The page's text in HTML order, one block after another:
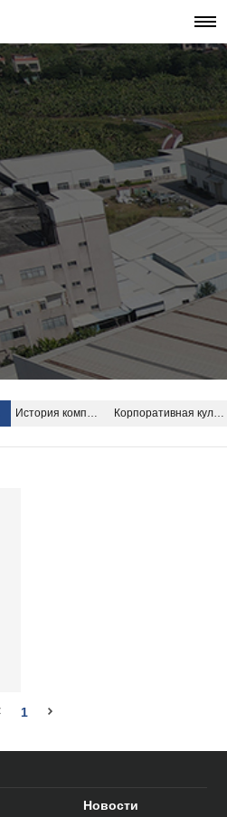
История компании Корпоративная культура
1
Новости